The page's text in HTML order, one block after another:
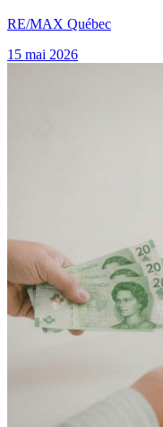
RE/MAX Québec
15 mai 2026